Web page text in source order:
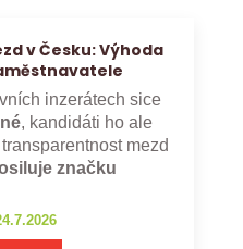
v Česku: Výhoda
inzerátech sice
, kandidáti ho ale
mezd
značku